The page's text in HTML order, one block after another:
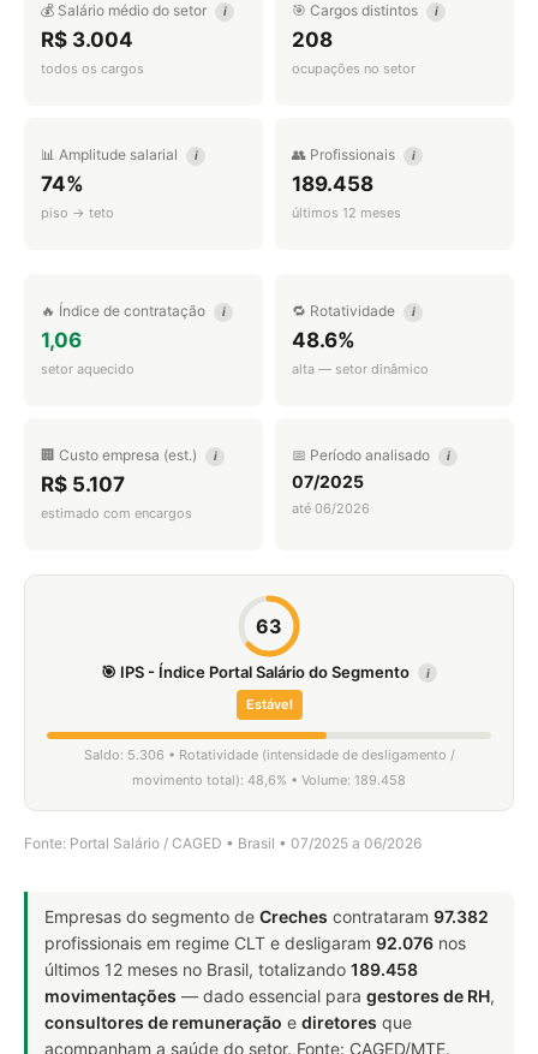
💰 Salário médio do setor i
R$ 3.004
todos os cargos
🎯 Cargos distintos i
208
ocupações no setor
📊 Amplitude salarial i
74%
piso → teto
👥 Profissionais i
189.458
últimos 12 meses
🔥 Índice de contratação i
1,06
setor aquecido
🔁 Rotatividade i
48.6%
alta — setor dinâmico
🏢 Custo empresa (est.) i
R$ 5.107
estimado com encargos
📅 Período analisado i
07/2025
até 06/2026
63
🎯 IPS - Índice Portal Salário do Segmento i
Estável
Saldo: 5.306 • Rotatividade (intensidade de desligamento /
movimento total): 48,6% • Volume: 189.458
Fonte: Portal Salário / CAGED • Brasil • 07/2025 a 06/2026
Empresas do segmento de Creches contrataram 97.382
profissionais em regime CLT e desligaram 92.076 nos
últimos 12 meses no Brasil, totalizando 189.458
movimentações — dado essencial para gestores de RH,
consultores de remuneração e diretores que
acompanham a saúde do setor. Fonte: CAGED/MTE.